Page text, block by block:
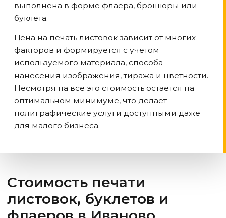
выполнена в форме флаера, брошюры или
буклета.
Цена на печать листовок зависит от многих
факторов и формируется с учетом
используемого материала, способа
нанесения изображения, тиража и цветности.
Несмотря на все это стоимость остается на
оптимальном минимуме, что делает
полиграфические услуги доступными даже
для малого бизнеса.
Стоимость печати
листовок, буклетов и